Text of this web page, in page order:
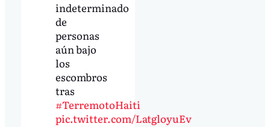
indeterminado
de
personas
aún bajo
los
escombros
tras
#TerremotoHaiti
pic.twitter.com/LatgloyuEv